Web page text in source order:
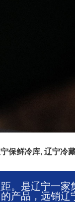
保鲜冷库, 辽宁冷
。是辽宁一家
产品，远销辽